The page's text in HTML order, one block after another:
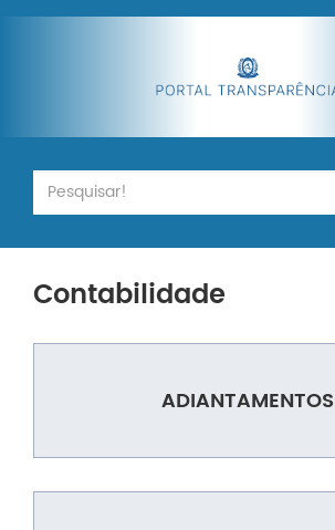
Contabilidade
ADIANTAMENTOS